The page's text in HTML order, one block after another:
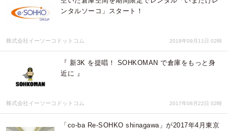
ンタルソーコ」スタート！
株式会社イーソーコドットコム 2018年09月11日 02時
『 新3K を提唱！ SOHKOMAN で倉庫をもっと身
近に 』
株式会社イーソーコドットコム 2017年08月22日 02時
「co-ba Re-SOHKO shinagawa」が2017年4月東京